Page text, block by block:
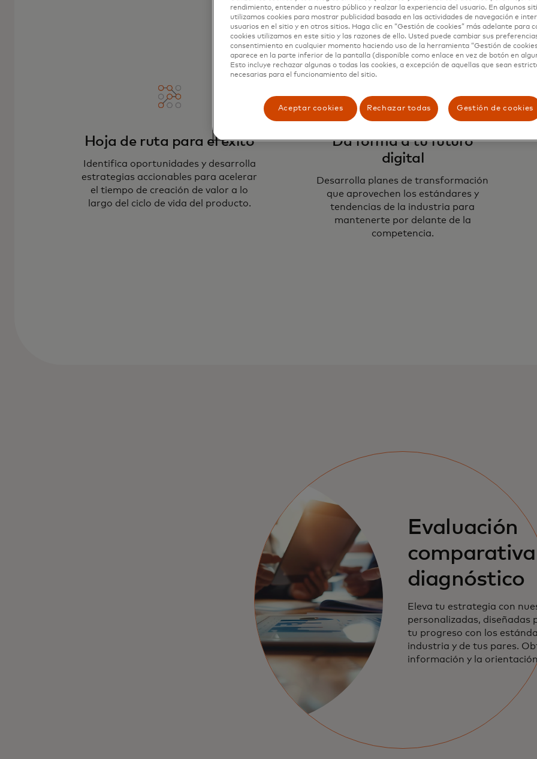
Hoja de ruta para el éxito
Identifica oportunidades y desarrolla
estrategias accionables para acelerar
el tiempo de creación de valor a lo
largo del ciclo de vida del producto.
Da forma a tu futuro
digital
Desarrolla planes de transformación
que aprovechen los estándares y
tendencias de la industria para
mantenerte por delante de la
competencia.
Evaluación
diagnóstico
Eleva tu estrategia con
personalizadas, diseñadas
tu progreso con los
industria y de tus pares.
información y la
para superar a la
rendimiento, entender a nuestro público y realzar la experiencia del usuario. En algunos
utilizamos cookies para mostrar publicidad basada en las actividades de navegación e
usuarios en el sitio y en otros sitios. Haga clic en “Gestión de cookies” más adelante para
cookies utilizamos en este sitio y las razones de ello. Usted puede cambiar sus
consentimiento en cualquier momento haciendo uso de la herramienta “Gestión de
aparece en la parte inferior de la pantalla (disponible como enlace en vez de botón en
Esto incluye rechazar algunas o todas las cookies, a excepción de aquellas que sean
necesarias para el funcionamiento del sitio.
Aceptar cookies Rechazar todas Gestión de cookies